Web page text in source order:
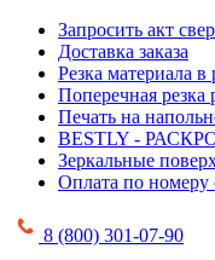
Запросить акт
Доставка заказа
Резка материала в
Поперечная резка
Печать на
BESTLY -
Зеркальные
Оплата по номеру
8 (800) 301-07-90